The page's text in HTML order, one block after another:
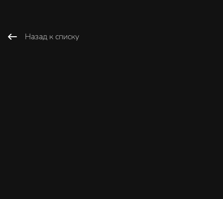
Назад к списку